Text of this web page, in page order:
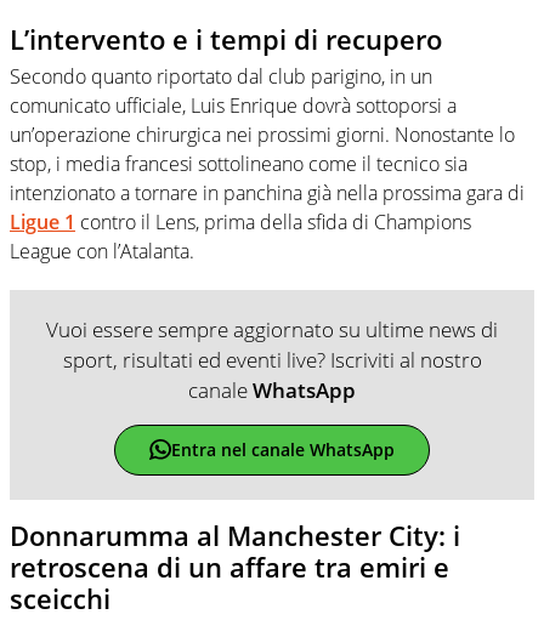
L’intervento e i tempi di recupero
Secondo quanto riportato dal club parigino, in un
comunicato ufficiale, Luis Enrique dovrà sottoporsi a
un’operazione chirurgica nei prossimi giorni. Nonostante lo
stop, i media francesi sottolineano come il tecnico sia
intenzionato a tornare in panchina già nella prossima gara di
Ligue 1 contro il Lens, prima della sfida di Champions
League con l’Atalanta.
Vuoi essere sempre aggiornato su ultime news di
sport, risultati ed eventi live? Iscriviti al nostro
canaleWhatsApp
Entra nel canale WhatsApp
Donnarumma al Manchester City: i
retroscena di un affare tra emiri e
sceicchi